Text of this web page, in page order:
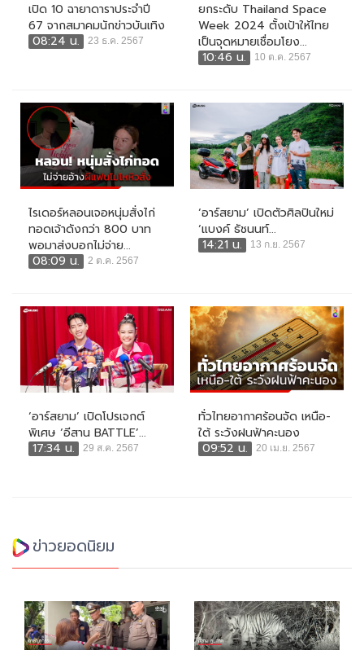
เปิด 10 ฉายาดาราประจำปี
67 จากสมาคมนักข่าวบันเทิง
08:24 น.
23 ธ.ค. 2567
ยกระดับ Thailand Space
Week 2024 ตั้งเป้าให้ไทย
เป็นจุดหมายเชื่อมโยง...
10:46 น.
10 ต.ค. 2567
ไรเดอร์หลอนเจอหนุ่มสั่งไก่
ทอดเจ้าดังกว่า 800 บาท
พอมาส่งบอกไม่จ่าย...
08:09 น.
2 ต.ค. 2567
‘อาร์สยาม’ เปิดตัวศิลปินใหม่
‘แบงค์ ธัชนนท์...
14:21 น.
13 ก.ย. 2567
‘อาร์สยาม’ เปิดโปรเจกต์
พิเศษ ‘อีสาน BATTLE’...
17:34 น.
29 ส.ค. 2567
ทั่วไทยอากาศร้อนจัด เหนือ-
ใต้ ระวังฝนฟ้าคะนอง
09:52 น.
20 เม.ย. 2567
ข่าวยอดนิยม